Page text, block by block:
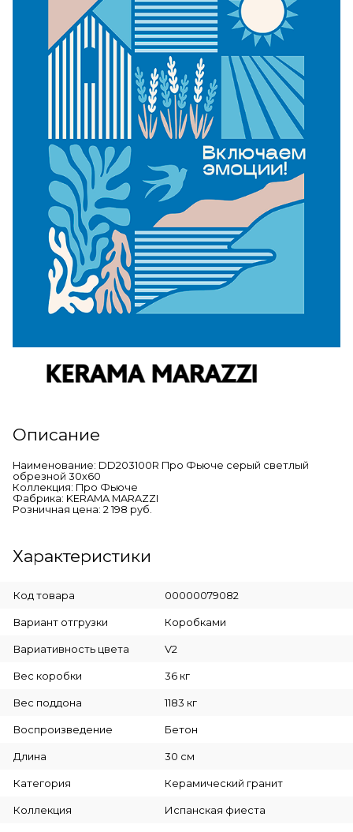
Описание
Наименование: DD203100R Про Фьюче серый светлый
обрезной 30х60
Коллекция: Про Фьюче
Фабрика: KERAMA MARAZZI
Розничная цена: 2 198 руб.
Характеристики
Код товара 00000079082
Вариант отгрузки Коробками
Вариативность цвета V2
Вес коробки 36 кг
Вес поддона 1183 кг
Воспроизведение Бетон
Длина 30 см
Категория Керамический гранит
Коллекция Испанская фиеста